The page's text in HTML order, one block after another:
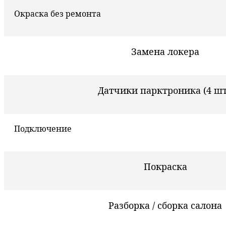
Окраска без ремонта
Замена локера
Датчики парктроника (4
Подключение
Покраска
Разборка / сборка салона